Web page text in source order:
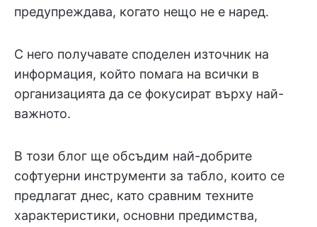
предупреждава, когато нещо не е наред.
С него получавате споделен източник на
информация, който помага на всички в
организацията да се фокусират върху най-
важното.
В този блог ще обсъдим най-добрите
софтуерни инструменти за табло, които се
предлагат днес, като сравним техните
характеристики, основни предимства,